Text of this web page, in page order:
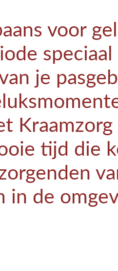
voor
je
tijd die
in de